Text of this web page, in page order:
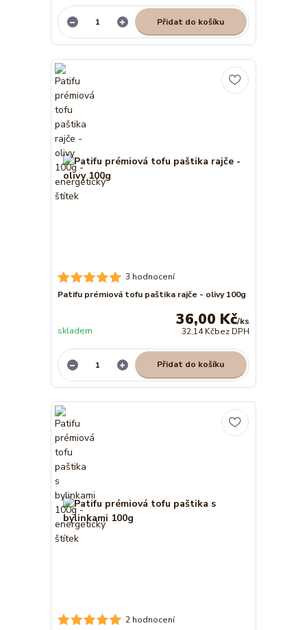
Přidat do košíku
3 hodnocení
Patifu prémiová tofu paštika rajče - olivy 100g
36,00 Kč/ks
32,14 Kčbez DPH
skladem
Přidat do košíku
2 hodnocení